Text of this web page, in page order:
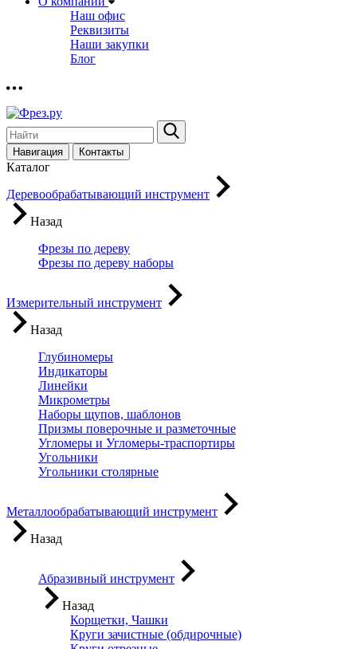
Наш офис
Реквизиты
Наши закупки
Блог
Навигация Контакты
Каталог
Деревообрабатывающий инструмент
Назад
Фрезы по дереву
Фрезы по дереву наборы
Измерительный инструмент
Назад
Глубиномеры
Индикаторы
Линейки
Микрометры
Наборы щупов, шаблонов
Призмы поверочные и разметочные
Угломеры и Угломеры-траспортиры
Угольники
Угольники столярные
Металлообрабатывающий инструмент
Назад
Абразивный инструмент
Назад
Корщетки, Чашки
Круги зачистные (обдирочные)